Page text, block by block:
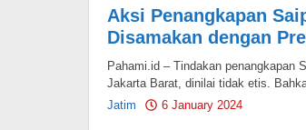
Aksi Penangkapan
Disamakan dengan
Pahami.id – Tindakan penangkapan
Jakarta Barat, dinilai tidak etis.
Jatim
6 January 2024